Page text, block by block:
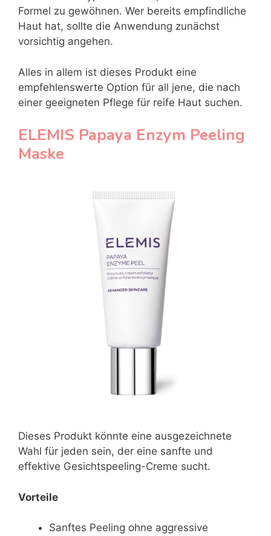
Formel zu gewöhnen. Wer bereits empfindliche
Haut hat, sollte die Anwendung zunächst
vorsichtig angehen.
Alles in allem ist dieses Produkt eine
empfehlenswerte Option für all jene, die nach
einer geeigneten Pflege für reife Haut suchen.
ELEMIS Papaya Enzym Peeling
Maske
Dieses Produkt könnte eine ausgezeichnete
Wahl für jeden sein, der eine sanfte und
effektive Gesichtspeeling-Creme sucht.
Vorteile
Sanftes Peeling ohne aggressive